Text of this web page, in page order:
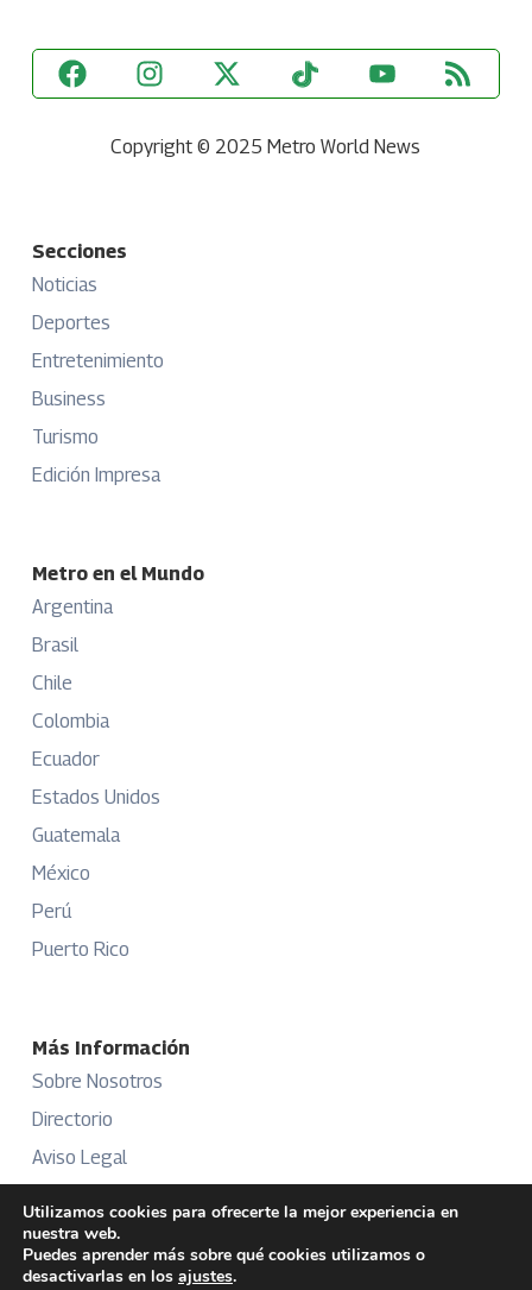
Copyright © 2025 Metro World News
Secciones
Noticias
Deportes
Entretenimiento
Business
Turismo
Edición Impresa
Metro en el Mundo
Argentina
Brasil
Chile
Colombia
Ecuador
Estados Unidos
Guatemala
México
Perú
Puerto Rico
Más Información
Sobre Nosotros
Directorio
Aviso Legal
Publicidad
Utilizamos cookies para ofrecerte la mejor experiencia en
nuestra web.
Puedes aprender más sobre qué cookies utilizamos o
desactivarlas en los ajustes.